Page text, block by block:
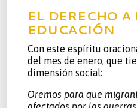
EL DERECHO A
EDUCACIÓN
Con este espíritu
del mes de enero, que
dimensión social:
Oremos para que